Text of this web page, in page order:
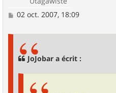
M
02 oct. 2007, 18:09
JoJobar a écrit :